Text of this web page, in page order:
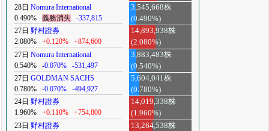
28日 Nomura International
0.490%
義務消失 -337,815
3,545,668株
(0.490%)
27日 野村證券
2.080%
+0.120% +874,600
14,893,938株
(2.080%)
27日 Nomura International
0.540%
-0.070% -531,497
3,883,483株
(0.540%)
27日 GOLDMAN SACHS
0.780%
-0.070% -494,927
5,604,041株
(0.780%)
24日 野村證券
1.960%
+0.110% +754,800
14,019,338株
(1.960%)
23日 野村證券
13,264,538株